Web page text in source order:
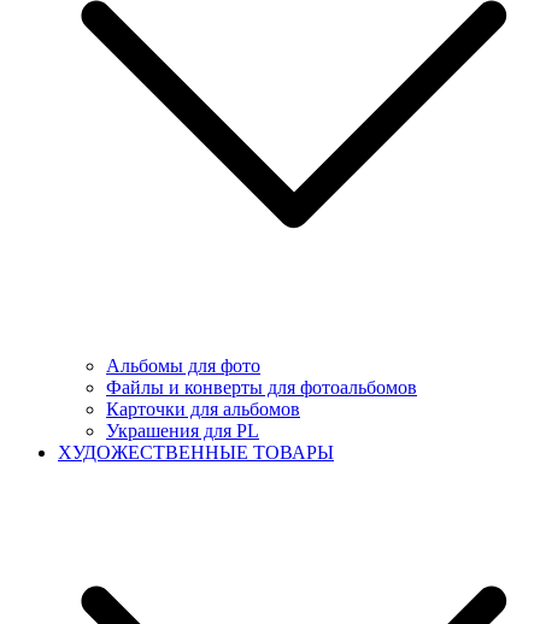
Альбомы для фото
Файлы и конверты для фотоальбомов
Карточки для альбомов
Украшения для PL
ХУДОЖЕСТВЕННЫЕ ТОВАРЫ